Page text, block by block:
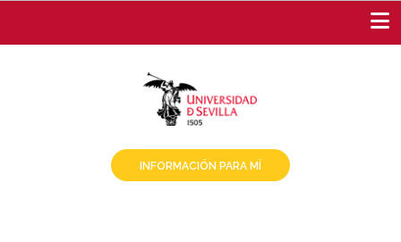
contenido
INFORMACIÓN PARA MÍ